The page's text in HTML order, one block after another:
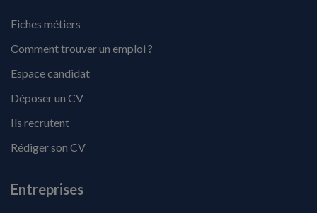
Fiches métiers
Comment trouver un emploi ?
Espace candidat
Déposer un CV
Ils recrutent
Rédiger son CV
Entreprises